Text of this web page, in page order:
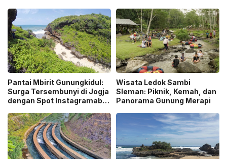
Pantai Mbirit Gunungkidul:
Surga Tersembunyi di Jogja
dengan Spot Instagramable
Eksotis
Wisata Ledok Sambi
Sleman: Piknik, Kemah, dan
Panorama Gunung Merapi